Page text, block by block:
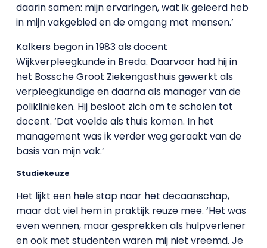
daarin samen: mijn ervaringen, wat ik geleerd heb
in mijn vakgebied en de omgang met mensen.’
Kalkers begon in 1983 als docent
Wijkverpleegkunde in Breda. Daarvoor had hij in
het Bossche Groot Ziekengasthuis gewerkt als
verpleegkundige en daarna als manager van de
poliklinieken. Hij besloot zich om te scholen tot
docent. ‘Dat voelde als thuis komen. In het
management was ik verder weg geraakt van de
basis van mijn vak.’
Studiekeuze
Het lijkt een hele stap naar het decaanschap,
maar dat viel hem in praktijk reuze mee. ‘Het was
even wennen, maar gesprekken als hulpverlener
en ook met studenten waren mij niet vreemd. Je